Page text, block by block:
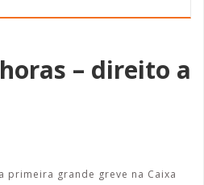
– direito a
primeira grande greve na Caixa